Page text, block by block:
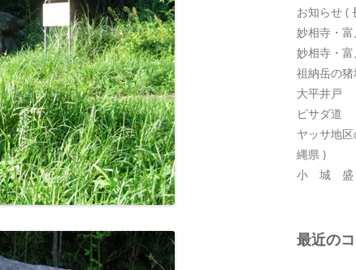
お知らせ (
妙相寺・
妙相寺・
祖納岳の
大平井戸
ピサダ道
ヤッサ地
縄県 )
小 城 盛
最近の